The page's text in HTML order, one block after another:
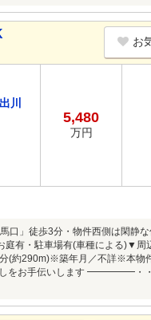
お
川
5,480
万円
口」徒歩3分・物件西側は閑静
庭有・駐車場有(車種による)▼
(約290m)※築年月／不詳※本物
をお手伝いします ━━━━━・